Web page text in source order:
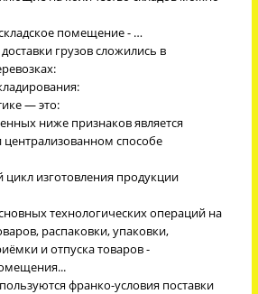
помещение - …
грузов сложились в
— это:
ниже признаков является
способе
цикл изготовления продукции
технологических операций на
распаковки, упаковки,
и отпуска товаров -
франко-условия поставки